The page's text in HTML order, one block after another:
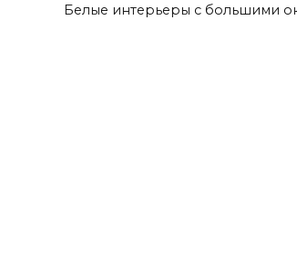
Белые интерьеры с большими